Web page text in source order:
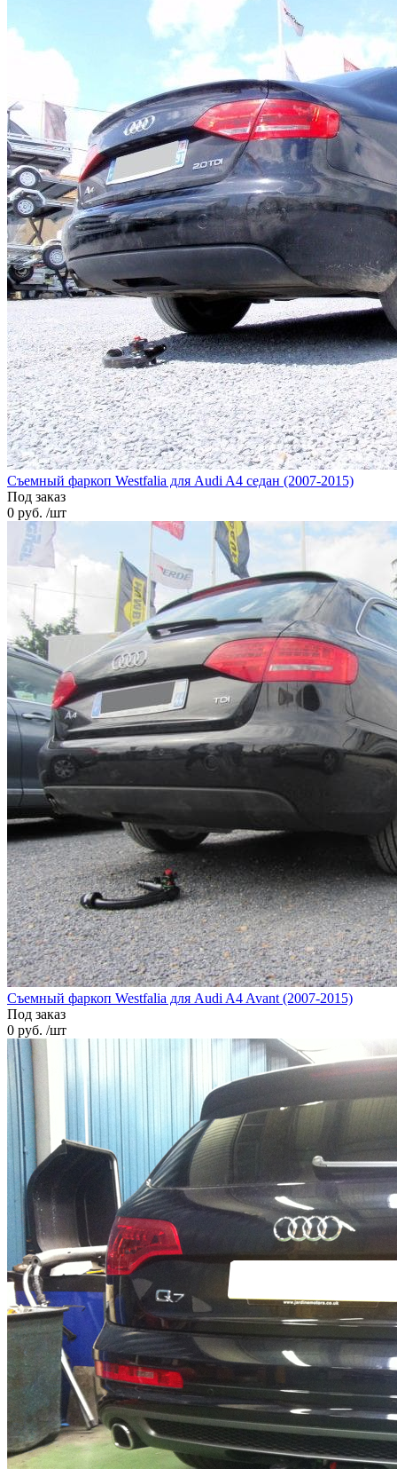
Cъемный фаркоп Westfalia для Audi A4 седан (2007-2015)
Под заказ
0 руб. /шт
Cъемный фаркоп Westfalia для Audi A4 Avant (2007-2015)
Под заказ
0 руб. /шт